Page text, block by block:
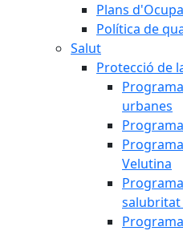
Plans
Política de
Salut
Protecció de
urbanes
Velutina
salubritat